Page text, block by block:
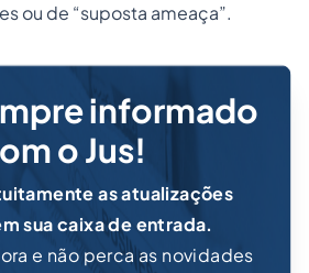
ou de “suposta ameaça”.
informado
o Jus!
as atualizações
sua caixa de entrada.
e não perca as novidades